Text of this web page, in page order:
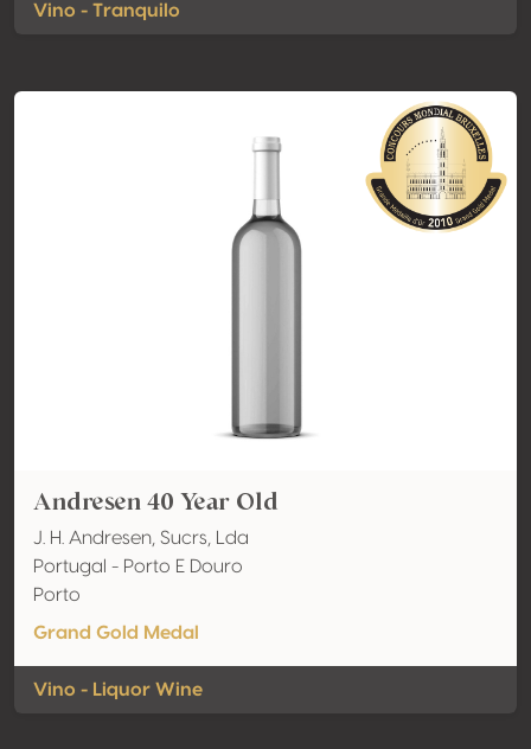
Vino - Tranquilo
Andresen 40 Year Old
J. H. Andresen, Sucrs, Lda
Portugal - Porto E Douro
Porto
Grand Gold Medal
Vino - Liquor Wine